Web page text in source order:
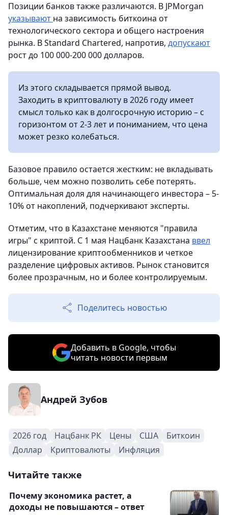
Позиции банков также различаются. В JPMorgan
указывают на зависимость биткоина от
технологического сектора и общего настроения
рынка. В Standard Chartered, напротив, допускают
рост до 100 000-200 000 долларов.
Из этого складывается прямой вывод.
Заходить в криптовалюту в 2026 году имеет
смысл только как в долгосрочную историю – с
горизонтом от 2-3 лет и пониманием, что цена
может резко колебаться.
Базовое правило остается жестким: не вкладывать
больше, чем можно позволить себе потерять.
Оптимальная доля для начинающего инвестора – 5-
10% от накоплений, подчеркивают эксперты.
Отметим, что в Казахстане меняются "правила
игры" с криптой. С 1 мая Нацбанк Казахстана ввел
лицензирование криптообменников и четкое
разделение цифровых активов. Рынок становится
более прозрачным, но и более контролируемым.
Поделитесь новостью
Добавить в Google, чтобы
читать новости первым
Андрей Зубов
2026 год Нацбанк РК Цены США
Биткоин
Доллар
Криптовалюты Инфляция
Читайте также
Почему экономика растет, а
доходы не повышаются – ответ